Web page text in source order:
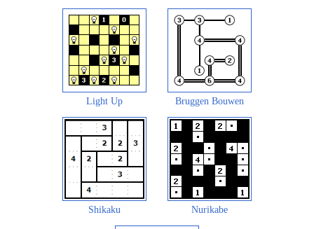
Light Up Bruggen Bouwen
Shikaku Nurikabe